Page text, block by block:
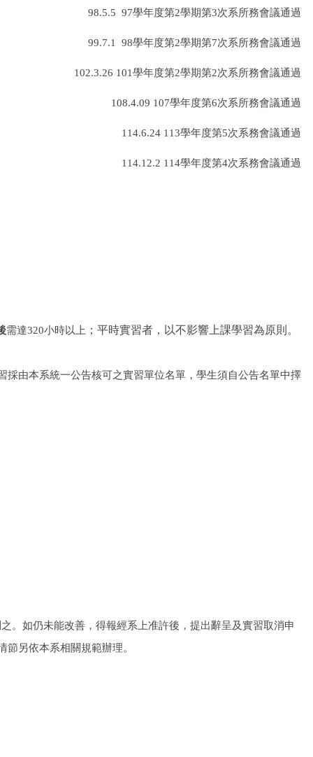
98.5.5 97學年度第2學期第3次系所務會議通過
99.7.1 98學年度第2學期第7次系所務會議通過
102.3.26 101學年度第2學期第2次系所務會議通過
108.4.09 107學年度第6次系所務會議通過
114.6.24 113學年度第5次系務會議通過
114.12.2 114學年度第4次系務會議通過
需達320小時以上 ；平時實習者，以不影響上課學習為原則。
採由本系統一公告核可之實習單位名單，學生須自公告名單中擇
。如仍未能改善，得報經系上准許後，提出辭呈及實習取消申
節另依本系相關規範辦理。